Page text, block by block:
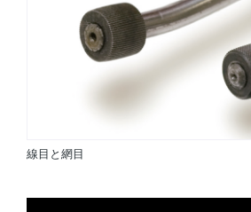
線目と網目